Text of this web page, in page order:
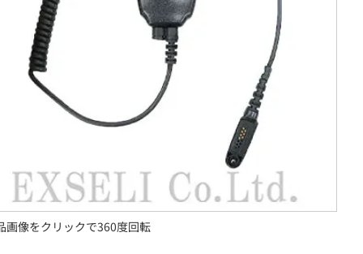
画像をクリックで360度回転